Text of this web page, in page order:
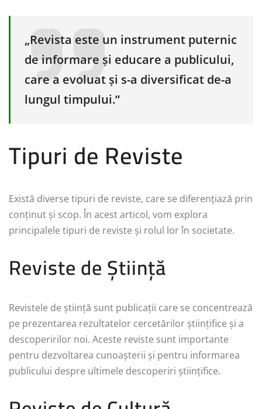
„Revista este un instrument puternic
de informare și educare a publicului,
care a evoluat și s-a diversificat de-a
lungul timpului.”
Tipuri de Reviste
Există diverse tipuri de reviste, care se diferențiază prin
conținut și scop. În acest articol, vom explora
principalele tipuri de reviste și rolul lor în societate.
Reviste de Știință
Revistele de știință sunt publicații care se concentrează
pe prezentarea rezultatelor cercetărilor științifice și a
descoperirilor noi. Aceste reviste sunt importante
pentru dezvoltarea cunoașterii și pentru informarea
publicului despre ultimele descoperiri științifice.